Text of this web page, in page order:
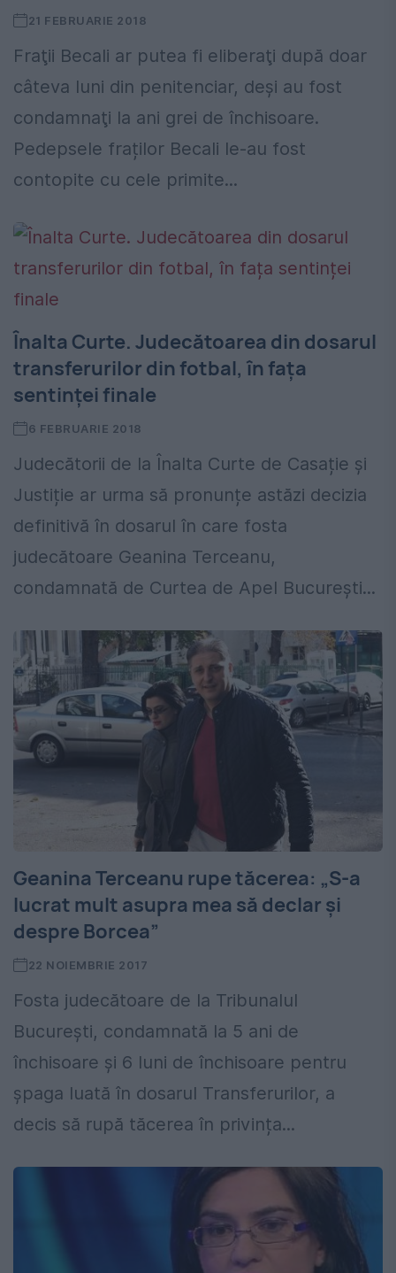
21 FEBRUARIE 2018
Fraţii Becali ar putea fi eliberaţi după doar
câteva luni din penitenciar, deşi au fost
condamnaţi la ani grei de închisoare.
Pedepsele fraților Becali le-au fost
contopite cu cele primite...
Înalta Curte. Judecătoarea din dosarul
transferurilor din fotbal, în fața
sentinței finale
6 FEBRUARIE 2018
Judecătorii de la Înalta Curte de Casație și
Justiție ar urma să pronunțe astăzi decizia
definitivă în dosarul în care fosta
judecătoare Geanina Terceanu,
condamnată de Curtea de Apel București...
Geanina Terceanu rupe tăcerea: „S-a
lucrat mult asupra mea să declar şi
despre Borcea”
22 NOIEMBRIE 2017
Fosta judecătoare de la Tribunalul
Bucureşti, condamnată la 5 ani de
închisoare şi 6 luni de închisoare pentru
şpaga luată în dosarul Transferurilor, a
decis să rupă tăcerea în privința...